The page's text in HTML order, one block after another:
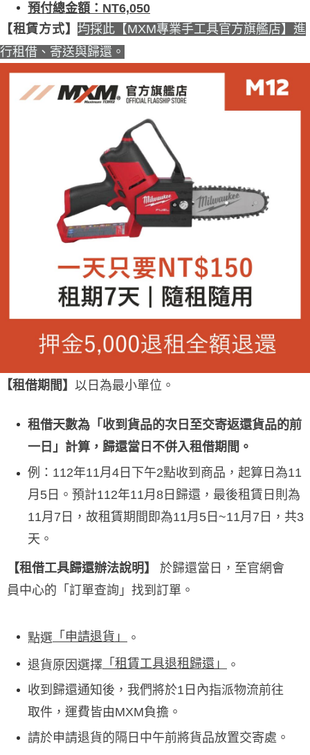
預付總金額：NT6,050
【租賃方式】均採此【MXM專業手工具官方旗艦店】進
行租借、寄送與歸還。
【租借期間】 以日為最小單位。
租借天數為「收到貨品的次日至交寄返還貨品的前
一日」計算，歸還當日不併入租借期間。
例：112年11月4日下午2點收到商品，起算日為11
月5日。預計112年11月8日歸還，最後租賃日則為
11月7日，故租賃期間即為11月5日~11月7日，共3
天。
【租借工具歸還辦法說明】
於歸還當日，至官網會
員中心的「訂單查詢」找到訂單。
點選 「申請退貨」
。
退貨原因選擇 「租賃工具退租歸還」
。
收到歸還通知後，我們將於1日內指派物流前往
取件，運費皆由MXM負擔。
請於申請退貨的隔日中午前將貨品放置交寄處。